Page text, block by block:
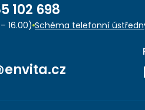
102 698
16.00) Schéma telefonní